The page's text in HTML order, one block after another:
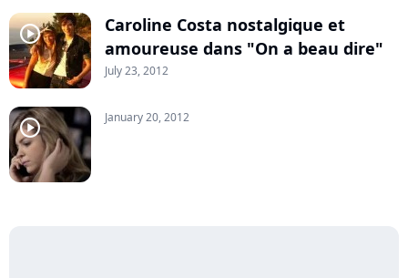
player2
Caroline Costa nostalgique et
amoureuse dans "On a beau dire"
July 23, 2012
player2 January 20, 2012